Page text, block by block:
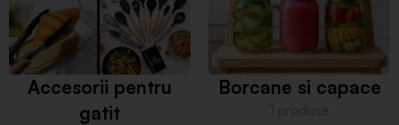
Accesorii pentru
gatit
Borcane si capace